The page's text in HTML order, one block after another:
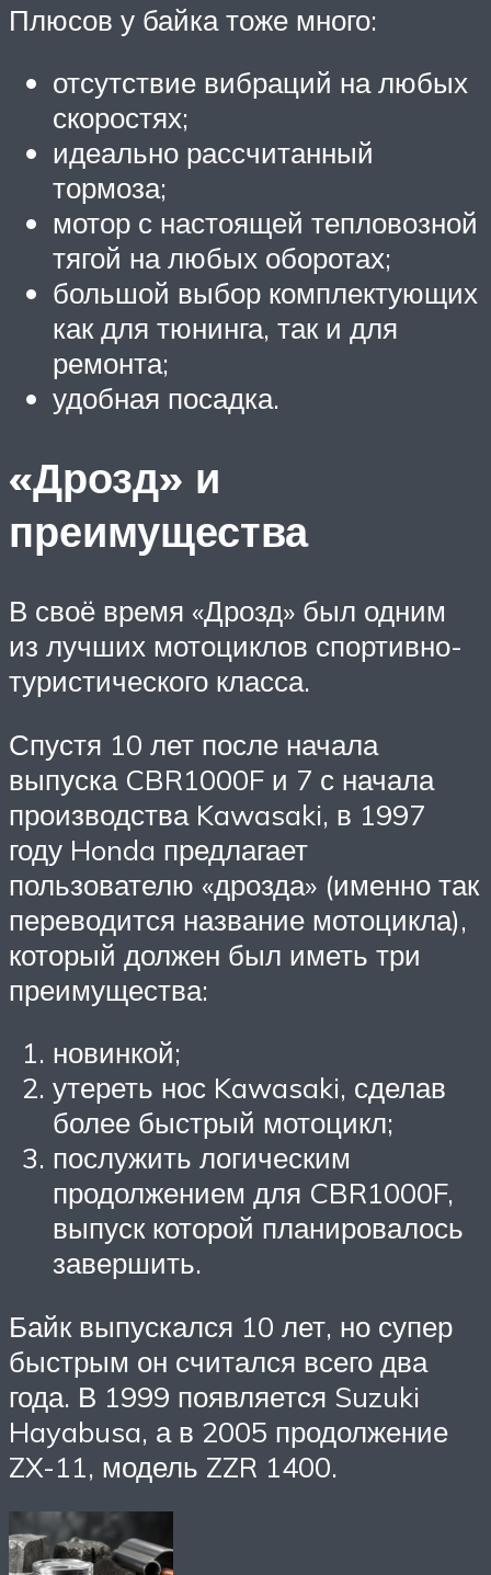
Плюсов у байка тоже много:
отсутствие вибраций на любых
скоростях;
идеально рассчитанный
тормоза;
мотор с настоящей тепловозной
тягой на любых оборотах;
большой выбор комплектующих
как для тюнинга, так и для
ремонта;
удобная посадка.
«Дрозд» и
преимущества
В своё время «Дрозд» был одним
из лучших мотоциклов спортивно-
туристического класса.
Спустя 10 лет после начала
выпуска CBR1000F и 7 с начала
производства Kawasaki, в 1997
году Honda предлагает
пользователю «дрозда» (именно так
переводится название мотоцикла),
который должен был иметь три
преимущества:
новинкой;
утереть нос Kawasaki, сделав
более быстрый мотоцикл;
послужить логическим
продолжением для CBR1000F,
выпуск которой планировалось
завершить.
Байк выпускался 10 лет, но супер
быстрым он считался всего два
года. В 1999 появляется Suzuki
Hayabusa, а в 2005 продолжение
ZX-11, модель ZZR 1400.